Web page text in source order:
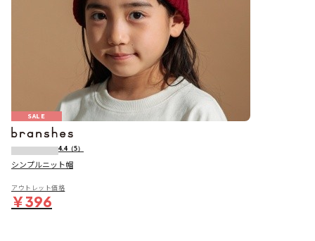
SALE
4.4 （5）
シンプルニット帽
アウトレット価格
￥396